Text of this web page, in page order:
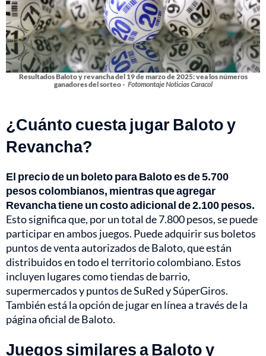
Resultados Baloto y revancha del 19 de marzo de 2025: vea los números
ganadores del sorteo - Fotomontaje Noticias Caracol
¿Cuánto cuesta jugar Baloto y
Revancha?
El precio de un boleto para Baloto es de 5.700
pesos colombianos, mientras que agregar
Revancha tiene un costo adicional de 2.100 pesos.
Esto significa que, por un total de 7.800 pesos, se puede
participar en ambos juegos. Puede adquirir sus boletos
puntos de venta autorizados de Baloto, que están
distribuidos en todo el territorio colombiano. Estos
incluyen lugares como tiendas de barrio,
supermercados y puntos de SuRed y SúperGiros.
También está la opción de jugar en línea a través de la
página oficial de Baloto.
Juegos similares a Baloto y